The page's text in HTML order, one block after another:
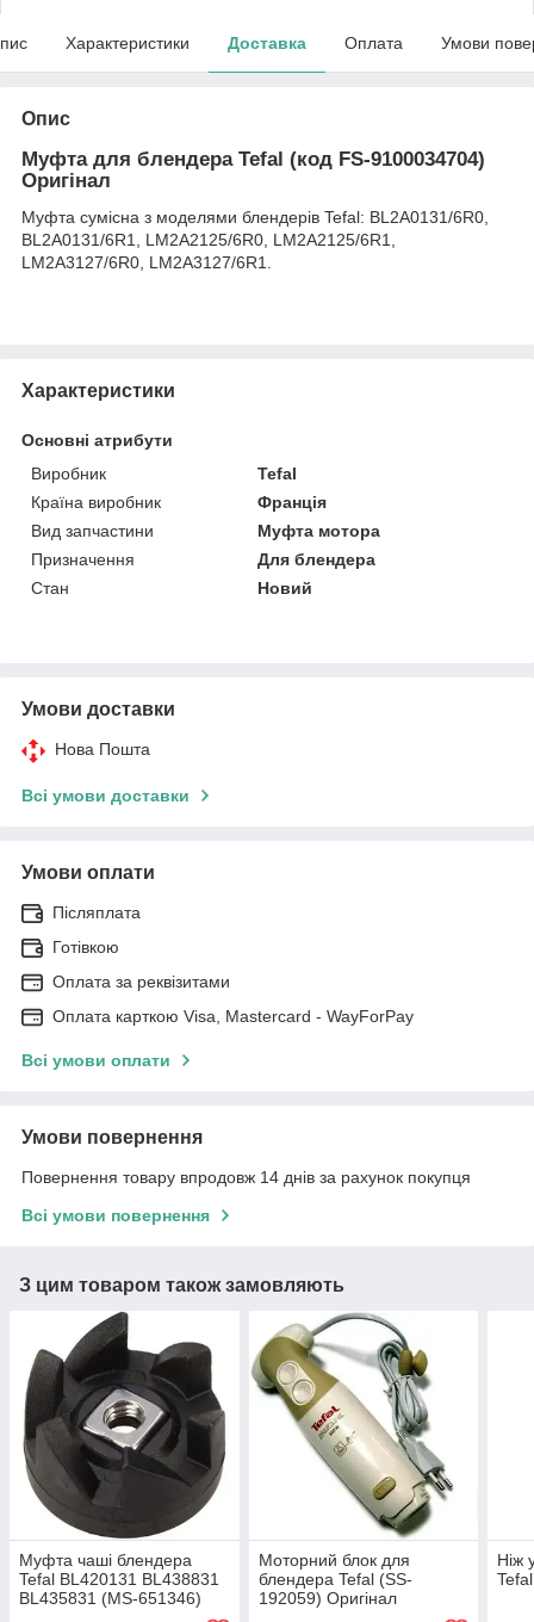
Характеристики Доставка Оплата Умови
Опис
Муфта для блендера Tefal (код FS-9100034704)
Оригінал
Муфта сумісна з моделями блендерів Tefal: BL2A0131/6R0,
BL2A0131/6R1, LM2A2125/6R0, LM2A2125/6R1,
LM2A3127/6R0, LM2A3127/6R1.
Характеристики
Основні атрибути
Виробник
Tefal
Країна виробник
Франція
Вид запчастини
Муфта мотора
Призначення
Для блендера
Стан
Новий
Умови доставки
Нова Пошта
Всі умови доставки
Умови оплати
Післяплата
Готівкою
Оплата за реквізитами
Оплата карткою Visa, Mastercard - WayForPay
Всі умови оплати
Умови повернення
Повернення товару впродовж 14 днів за рахунок покупця
Всі умови повернення
З цим товаром також замовляють
Муфта чаші блендера
Tefal BL420131 BL438831
BL435831 (MS-651346)
Моторний блок для
блендера Tefal (SS-
192059) Оригінал
Ніж